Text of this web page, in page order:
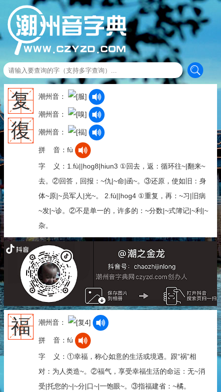
复
復
潮州音：
潮州音：
潮州音：
拼 音：fù
字 义：1.fù||hog8|hiun3 ①回去，返：循环往~|翻来~
去。②回答，回报：~仇|~命|函~。③还原，使如旧：身
体~原|~员军人|光~。 2.fù||hog4 ①重复，再：~习|旧病
~发|~诊。②不是单一的，许多的：~分数|~式簿记|~利|~
杂。
福 潮州音：
拼 音：fú
字 义：①幸福，称心如意的生活或境遇。跟“祸”相
对：为人类造~。②福气，享受幸福生活的命运：无~消
受|托您的~|~分|口~|一饱眼~。③指福建省：~橘。